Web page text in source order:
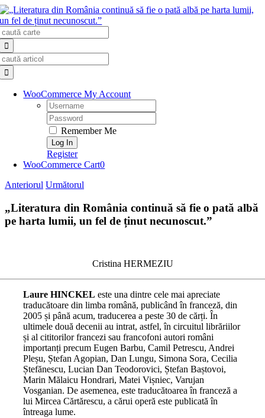
Skip
to
content
WooCommerce My Account
Username:
Password:
Remember Me
Register
WooCommerce Cart0
Anteriorul Următorul
„Literatura din România continuă să fie o pată albă
pe harta lumii, un fel de ținut necunoscut.”
Cristina HERMEZIU
Laure HINCKEL este una dintre cele mai apreciate
traducătoare din limba română, publicând în franceză, din
2005 și până acum, traducerea a peste 30 de cărți. În
ultimele două decenii au intrat, astfel, în circuitul librăriilor
și al cititorilor francezi sau francofoni autori români
importanți precum Eugen Barbu, Camil Petrescu, Andrei
Pleșu, Ștefan Agopian, Dan Lungu, Simona Sora, Cecilia
Ștefănescu, Lucian Dan Teodorovici, Ștefan Baștovoi,
Marin Mălaicu Hondrari, Matei Vișniec, Varujan
Vosganian. De asemenea, este traducătoarea în franceză a
lui Mircea Cărtărescu, a cărui operă este publicată în
întreaga lume.